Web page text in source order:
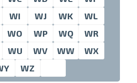
WI WJ WK
WL
WO WP WQ
WR
WU WV WW
WX
WZ